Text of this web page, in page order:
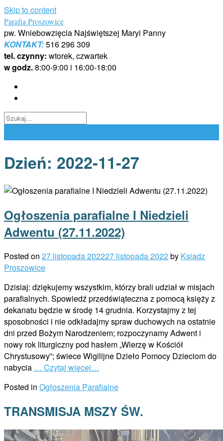
Skip to content
Parafia Proszowice
pw. Wniebowzięcia Najświętszej Maryi Panny
KONTAKT:516 296 309
tel. czynny: wtorek, czwartek
w godz.8:00-9:00 i 16:00-18:00
Dzień: 2022-11-27
Ogłoszenia parafialne I Niedzieli
Adwentu (27.11.2022)
Posted on 27 listopada 202227 listopada 2022by Ksiądz
Proszowice
Dzisiaj: dziękujemy wszystkim, którzy brali udział w misjach
parafialnych. Spowiedź przedświąteczna z pomocą księży z
dekanatu będzie w środę 14 grudnia. Korzystajmy z tej
sposobności i nie odkładajmy spraw duchowych na ostatnie
dni przed Bożym Narodzeniem; rozpoczynamy Adwent i
nowy rok liturgiczny pod hasłem „Wierzę w Kościół
Chrystusowy”; świece Wigilijne Dzieło Pomocy Dzieciom do
nabycia … Czytaj więcej…
Posted in Ogłoszenia Parafialne
TRANSMISJA MSZY ŚW.